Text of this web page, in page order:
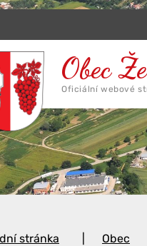
stránka Obec